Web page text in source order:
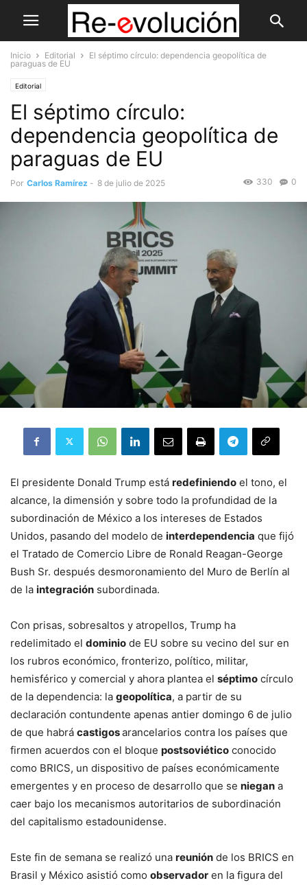
Inicio Editorial
El séptimo círculo: dependencia geopolítica de
paraguas de EU
Editorial
El séptimo círculo:
dependencia geopolítica de
paraguas de EU
Por Carlos Ramírez - 8 de julio de 2025 0
330
El presidente Donald Trump está redefiniendo el tono, el
alcance, la dimensión y sobre todo la profundidad de la
subordinación de México a los intereses de Estados
Unidos, pasando del modelo de interdependencia que fijó
el Tratado de Comercio Libre de Ronald Reagan-George
Bush Sr. después desmoronamiento del Muro de Berlín al
de la integración subordinada.
Con prisas, sobresaltos y atropellos, Trump ha
redelimitado el dominio de EU sobre su vecino del sur en
los rubros económico, fronterizo, político, militar,
hemisférico y comercial y ahora plantea el séptimo círculo
de la dependencia: la geopolítica, a partir de su
declaración contundente apenas antier domingo 6 de julio
de que habrá castigosarancelarios contra los países que
firmen acuerdos con el bloque postsoviético conocido
como BRICS, un dispositivo de países económicamente
emergentes y en proceso de desarrollo que se niegan a
caer bajo los mecanismos autoritarios de subordinación
del capitalismo estadounidense.
Este fin de semana se realizó una reunión de los BRICS en
Brasil y México asistió como observador en la figura del